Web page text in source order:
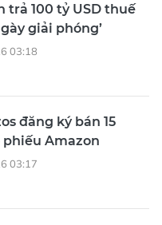
trả 100 tỷ USD thuế
giải phóng’
03:18
đăng ký bán 15
Amazon
03:17